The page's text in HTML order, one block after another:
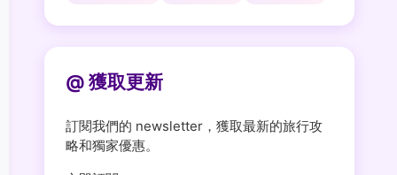
@ 獲取更新
訂閱我們的 newsletter，獲取最新的旅行攻
略和獨家優惠。